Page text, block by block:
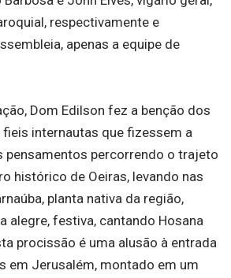
respectivamente e
apenas a equipe de
Dom Edilson fez a benção dos
internautas que fizessem a
pensamentos percorrendo o trajeto
histórico de Oeiras, levando nas
planta nativa da região,
alegre, festiva, cantando Hosana
procissão é uma alusão à entrada
em Jerusalém, montado em um